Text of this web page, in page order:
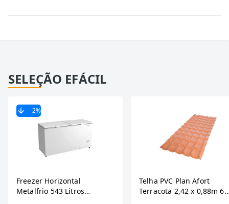
SELEÇÃO EFÁCIL
2%
Freezer Horizontal
Metalfrio 543 Litros
Telha PVC Plan Afort
Terracota 2,42 x 0,88m 6